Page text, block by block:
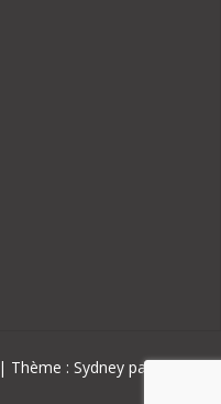
| Thème : Sydney par